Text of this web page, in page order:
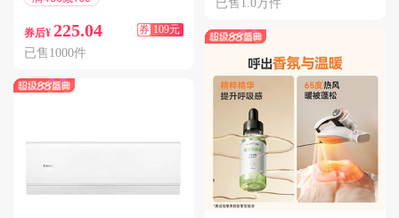
券后¥ 225.04 券 109元
已售1000件
已售1.0万件